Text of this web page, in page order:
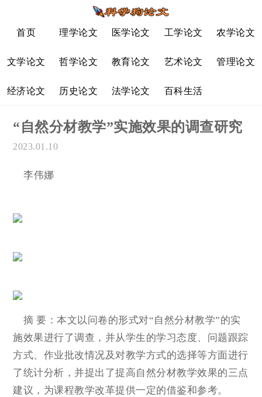
首页 理学论文 医学论文 工学论文 农学论文
文学论文 哲学论文 教育论文 艺术论文 管理论文
经济论文 历史论文 法学论文 百科生活
“自然分材教学”实施效果的调查研究
2023.01.10
李伟娜
摘 要：本文以问卷的形式对“自然分材教学”的实
施效果进行了调查，并从学生的学习态度、问题跟踪
方式、作业批改情况及对教学方式的选择等方面进行
了统计分析，并提出了提高自然分材教学效果的三点
建议，为课程教学改革提供一定的借鉴和参考。